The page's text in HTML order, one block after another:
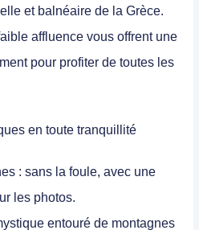
et balnéaire de la Grèce.
affluence vous offrent une
pour profiter de toutes les
en toute tranquillité
: sans la foule, avec une
les photos.
entouré de montagnes